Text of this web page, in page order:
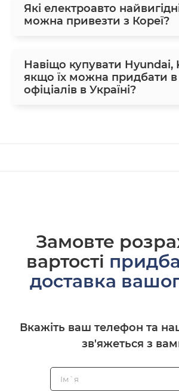
Які електроавто
можна привезти з Кореї?
Навіщо купувати Hyundai,
якщо їх можна придбати в
офіціалів в Україні?
Замовте
вартості
доставка
Вкажіть ваш телефон та
зв'яжеться з